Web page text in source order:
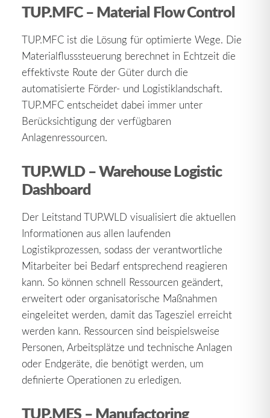
TUP.MFC – Material Flow Control
TUP.MFC ist die Lösung für optimierte Wege. Die
Materialflusssteuerung berechnet in Echtzeit die
effektivste Route der Güter durch die
automatisierte Förder- und Logistiklandschaft.
TUP.MFC entscheidet dabei immer unter
Berücksichtigung der verfügbaren
Anlagenressourcen.
TUP.WLD – Warehouse Logistic
Dashboard
Der Leitstand TUP.WLD visualisiert die aktuellen
Informationen aus allen laufenden
Logistikprozessen, sodass der verantwortliche
Mitarbeiter bei Bedarf entsprechend reagieren
kann. So können schnell Ressourcen geändert,
erweitert oder organisatorische Maßnahmen
eingeleitet werden, damit das Tagesziel erreicht
werden kann. Ressourcen sind beispielsweise
Personen, Arbeitsplätze und technische Anlagen
oder Endgeräte, die benötigt werden, um
definierte Operationen zu erledigen.
TUP.MES – Manufactoring